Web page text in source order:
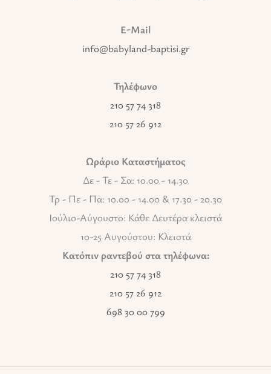
E-Mail
info@babyland-baptisi.gr
Τηλέφωνο
210 57 74 318
210 57 26 912
Ωράριο Καταστήματος
Δε - Τε - Σα: 10.00 - 14.30
Τρ - Πε - Πα: 10.00 - 14.00 & 17.30 - 20.30
Ιούλιο-Αύγουστο: Κάθε Δευτέρα κλειστά
10-25 Αυγούστου: Κλειστά
Κατόπιν ραντεβού στα τηλέφωνα:
210 57 74 318
210 57 26 912
698 30 00 799